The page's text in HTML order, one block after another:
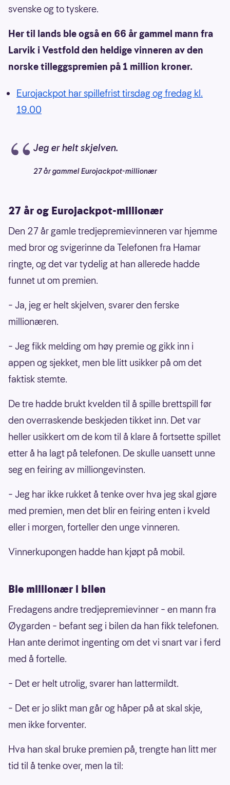
svenske og to tyskere.
Her til lands ble også en 66 år gammel mann fra
Larvik i Vestfold den heldige vinneren av den
norske tilleggspremien på 1 million kroner.
Eurojackpot har spillefrist tirsdag og fredag kl.
19.00
Jeg er helt skjelven.
27 år gammel Eurojackpot-millionær
27 år og Eurojackpot-millionær
Den 27 år gamle tredjepremievinneren var hjemme
med bror og svigerinne da Telefonen fra Hamar
ringte, og det var tydelig at han allerede hadde
funnet ut om premien.
– Ja, jeg er helt skjelven, svarer den ferske
millionæren.
– Jeg fikk melding om høy premie og gikk inn i
appen og sjekket, men ble litt usikker på om det
faktisk stemte.
De tre hadde brukt kvelden til å spille brettspill før
den overraskende beskjeden tikket inn. Det var
heller usikkert om de kom til å klare å fortsette spillet
etter å ha lagt på telefonen. De skulle uansett unne
seg en feiring av milliongevinsten.
– Jeg har ikke rukket å tenke over hva jeg skal gjøre
med premien, men det blir en feiring enten i kveld
eller i morgen, forteller den unge vinneren.
Vinnerkupongen hadde han kjøpt på mobil.
Ble millionær i bilen
Fredagens andre tredjepremievinner – en mann fra
Øygarden – befant seg i bilen da han fikk telefonen.
Han ante derimot ingenting om det vi snart var i ferd
med å fortelle.
– Det er helt utrolig, svarer han lattermildt.
– Det er jo slikt man går og håper på at skal skje,
men ikke forventer.
Hva han skal bruke premien på, trengte han litt mer
tid til å tenke over, men la til: